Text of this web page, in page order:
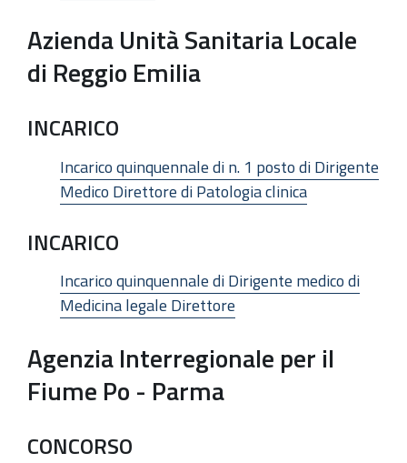
Azienda Unità Sanitaria Locale
di Reggio Emilia
INCARICO
Incarico quinquennale di n. 1 posto di Dirigente
Medico Direttore di Patologia clinica
INCARICO
Incarico quinquennale di Dirigente medico di
Medicina legale Direttore
Agenzia Interregionale per il
Fiume Po - Parma
CONCORSO